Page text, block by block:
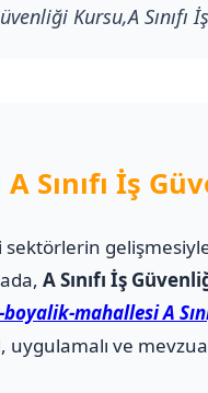
Kursu,A Sınıfı
Sınıfı İş
A Sınıfı İş
mahallesi A
ve